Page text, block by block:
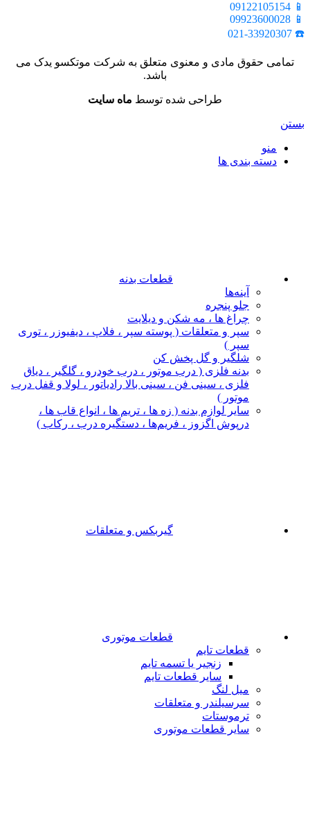
📱 09122105154
📱 09923600028
☎️ 021-33920307
تمامی حقوق مادی و معنوی متعلق به شرکت موتکسو یدک می
باشد.
طراحی شده توسط ماه سایت
بستن
منو
دسته بندی ها
قطعات بدنه
آینه‌ها
جلو پنجره
چراغ‌ ها ، مه‌ شکن و دیلایت
سپر و متعلقات ( پوسته سپر ، فلاپ ، دیفیوزر ، توری
سپر )
شلگیر و گل‌ پخش‌ کن
بدنه فلزی ( درب موتور ، درب خودرو ، گلگیر ، دیاق
فلزی ، سینی فن ، سینی بالا رادیاتور ، لولا و قفل درب
موتور )
سایر لوازم بدنه ( زه ها ، تریم ها ، انواع قاب ها ،
درپوش اگزوز ، فریم‌ها ، دستگیره درب ، رکاب )
گیربکس و متعلقات
قطعات موتوری
قطعات تایم
زنجیر یا تسمه تایم
سایر قطعات تایم
میل لنگ
سرسیلندر و متعلقات
ترموستات
سایر قطعات موتوری